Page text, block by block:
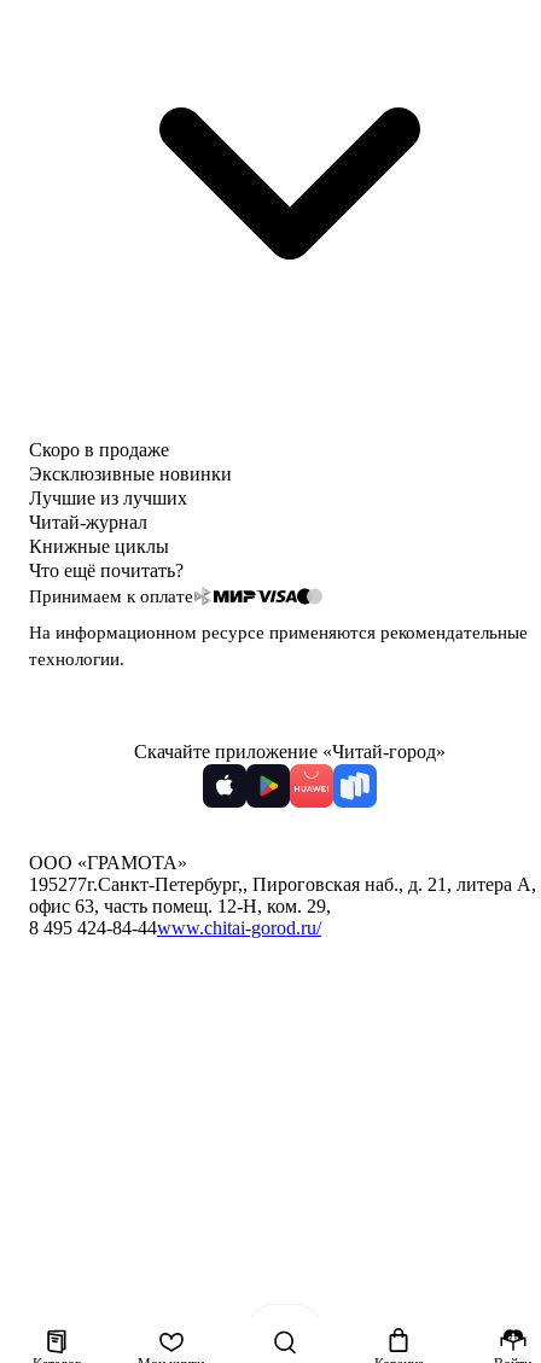
Скоро в продаже
Эксклюзивные новинки
Лучшие из лучших
Читай-журнал
Книжные циклы
Что ещё почитать?
Принимаем к оплате
На информационном ресурсе применяются рекомендательные
технологии.
Скачайте приложение «Читай-город»
ООО «ГРАМОТА»
195277г.Санкт-Петербург,, Пироговская наб., д. 21, литера А,
офис 63, часть помещ. 12-Н, ком. 29,
8 495 424-84-44www.chitai-gorod.ru/